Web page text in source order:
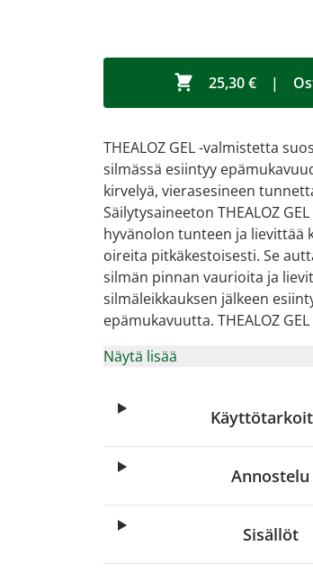
25,30 € |
THEALOZ GEL -valmistetta
silmässä esiintyy
kirvelyä, vierasesineen
Säilytysaineeton THEALOZ
hyvänolon tunteen ja lievittää
oireita pitkäkestoisesti. Se
silmän pinnan vaurioita ja
silmäleikkauksen jälkeen
epämukavuutta. THEALOZ
Näytä lisää
Annostelu
Sisällöt